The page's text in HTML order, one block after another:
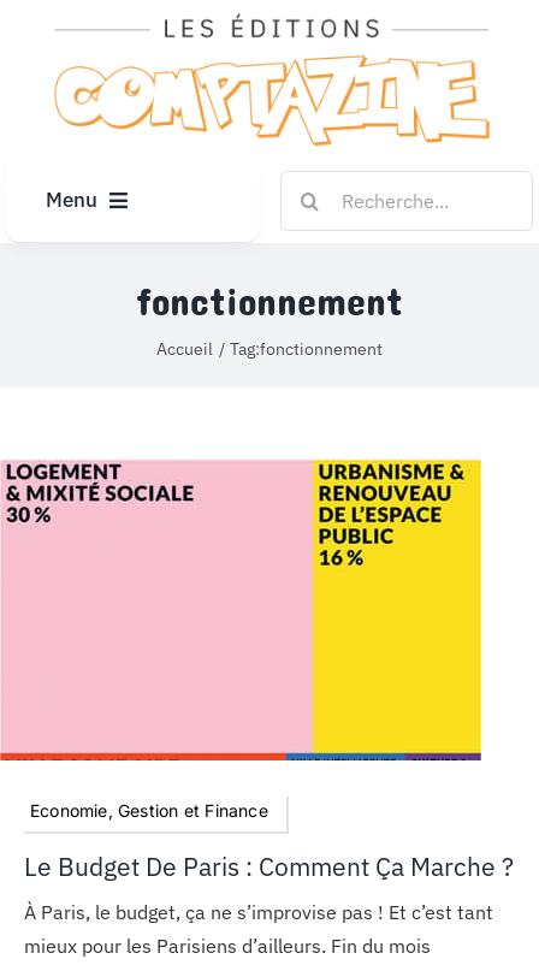
contenu
Menu
LE KIOSQUE
fonctionnement
Accueil Tag:fonctionnement
Economie, Gestion et Finance
Le Budget De Paris : Comment Ça Marche ?
À Paris, le budget, ça ne s’improvise pas ! Et c’est tant
mieux pour les Parisiens d’ailleurs. Fin du mois